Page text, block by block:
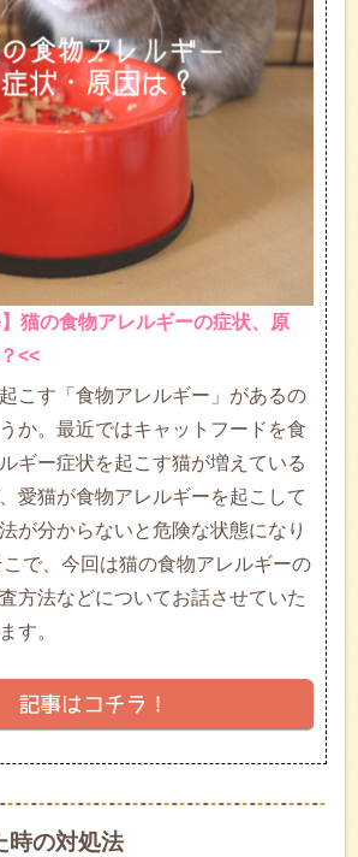
猫の食物アレルギーの症状、原
<<
こす「食物アレルギー」があるの
か。最近ではキャットフードを食
ギー症状を起こす猫が増えている
愛猫が食物アレルギーを起こして
が分からないと危険な状態になり
で、今回は猫の食物アレルギーの
方法などについてお話させていた
す。
時の対処法